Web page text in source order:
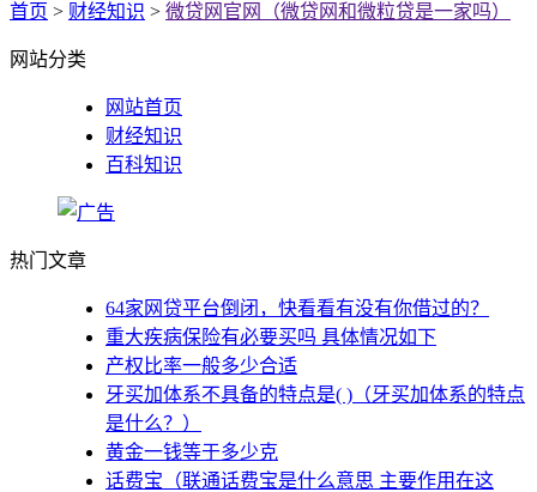
首页 > 财经知识 > 微贷网官网（微贷网和微粒贷是一家吗）
网站分类
网站首页
财经知识
百科知识
热门文章
64家网贷平台倒闭，快看看有没有你借过的？
重大疾病保险有必要买吗 具体情况如下
产权比率一般多少合适
牙买加体系不具备的特点是( )（牙买加体系的特点
是什么？）
黄金一钱等于多少克
话费宝（联通话费宝是什么意思 主要作用在这